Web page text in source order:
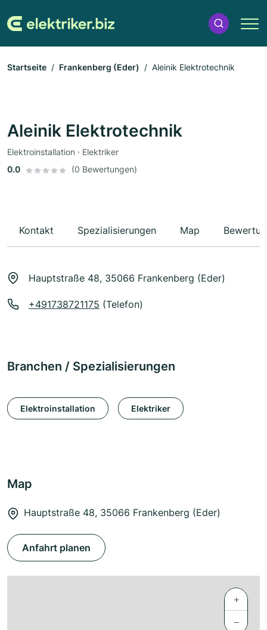
Startseite Frankenberg (Eder) Aleinik Elektrotechnik
Aleinik Elektrotechnik
Elektroinstallation · Elektriker
0.0
(0 Bewertungen)
Kontakt Spezialisierungen Map
Hauptstraße 48, 35066 Frankenberg (Eder)
+491738721175 (Telefon)
Branchen / Spezialisierungen
Elektroinstallation Elektriker
Map
Hauptstraße 48, 35066 Frankenberg (Eder)
Anfahrt planen
+
−